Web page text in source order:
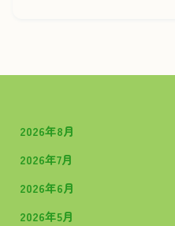
2026年8月
2026年7月
2026年6月
2026年5月